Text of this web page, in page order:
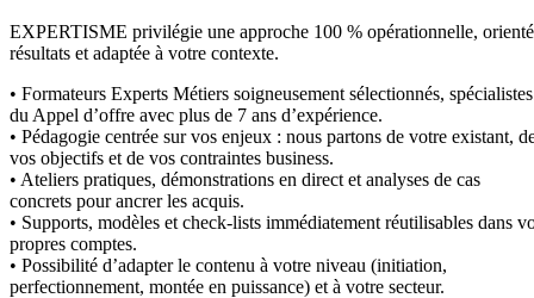
EXPERTISME privilégie une approche 100 % opérationnelle,
résultats et adaptée à votre contexte.
• Formateurs Experts Métiers soigneusement sélectionnés, spécialistes
du Appel d’offre avec plus de 7 ans d’expérience.
• Pédagogie centrée sur vos enjeux : nous partons de votre existant,
vos objectifs et de vos contraintes business.
• Ateliers pratiques, démonstrations en direct et analyses de cas
concrets pour ancrer les acquis.
• Supports, modèles et check-lists immédiatement réutilisables dans
propres comptes.
• Possibilité d’adapter le contenu à votre niveau (initiation,
perfectionnement, montée en puissance) et à votre secteur.